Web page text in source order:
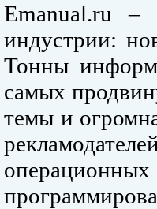
Emanual.ru –
индустрии:
Тонны
самых
темы и